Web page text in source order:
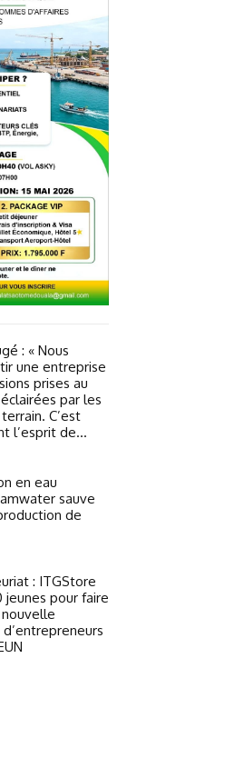
: « Nous
une entreprise
prises au
par les
C’est
l’esprit de...
en eau
sauve
de
: ITGStore
jeunes pour faire